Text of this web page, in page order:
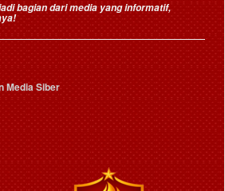
bagian dari media yang informatif,
Media Siber